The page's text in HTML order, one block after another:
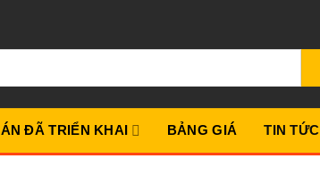
ĐÃ TRIỂN KHAI BẢNG GIÁ TIN TỨC